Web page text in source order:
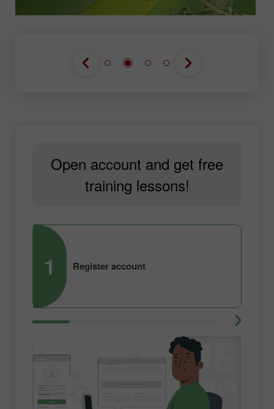
Open account and get free
training lessons!
1 Register account